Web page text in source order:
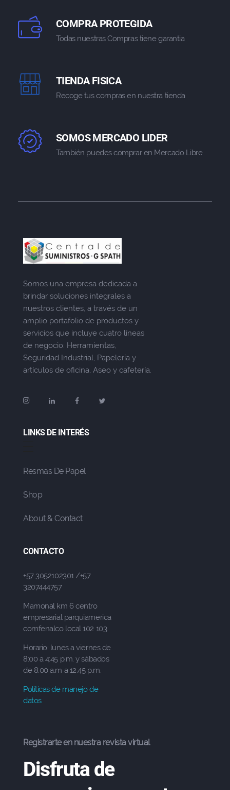
COMPRA PROTEGIDA
Todas nuestras Compras tiene garantia
TIENDA FISICA
Recoge tus compras en nuestra tienda
SOMOS MERCADO LIDER
También puedes comprar en Mercado Libre
Somos una empresa dedicada a
brindar soluciones integrales a
nuestros clientes, a través de un
amplio portafolio de productos y
servicios que incluye cuatro líneas
de negocio: Herramientas,
Seguridad Industrial, Papelería y
artículos de oficina, Aseo y cafetería.
LINKS DE INTERÉS
Resmas De Papel
Shop
About & Contact
CONTACTO
+57 3052102301 /+57
3207444757
Mamonal km 6 centro
empresarial parquiamerica
comfenalco local 102 103
Horario: lunes a viernes de
8:00 a 4:45 p.m. y sábados
de 8:00 a.m a 12.45 p.m.
Políticas de manejo de
datos
Registrarte en nuestra revista virtual
Disfruta de